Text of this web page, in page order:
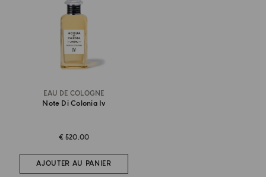
EAU DE COLOGNE
Note Di Colonia Iv
€ 520.00
AJOUTER AU PANIER